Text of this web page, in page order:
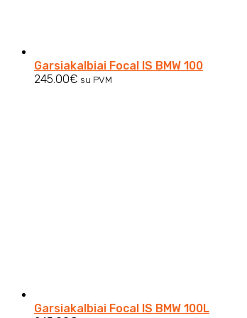
Garsiakalbiai Focal IS BMW 100
245.00€ su PVM
Garsiakalbiai Focal IS BMW 100L